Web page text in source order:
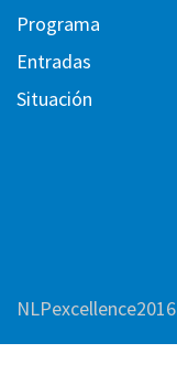
Programa
Entradas
Situación
NLPexcellence2016